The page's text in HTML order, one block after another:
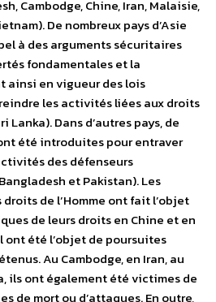
Cambodge, Chine, Iran, Malaisie,
De nombreux pays d’Asie
à des arguments sécuritaires
fondamentales et la
ainsi en vigueur des lois
les activités liées aux droits
Lanka). Dans d’autres pays, de
été introduites pour entraver
des défenseurs
et Pakistan). Les
de l’Homme ont fait l’objet
de leurs droits en Chine et en
ont été l’objet de poursuites
Au Cambodge, en Iran, au
ils ont également été victimes de
de mort ou d’attaques. En outre,